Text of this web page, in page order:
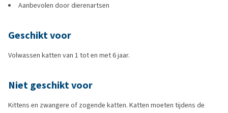
Aanbevolen door dierenartsen
Geschikt voor
Volwassen katten van 1 tot en met 6 jaar.
Niet geschikt voor
Kittens en zwangere of zogende katten. Katten moeten tijdens de